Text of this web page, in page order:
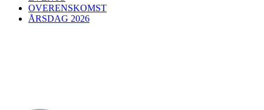
OVERENSKOMST
ÅRSDAG 2026